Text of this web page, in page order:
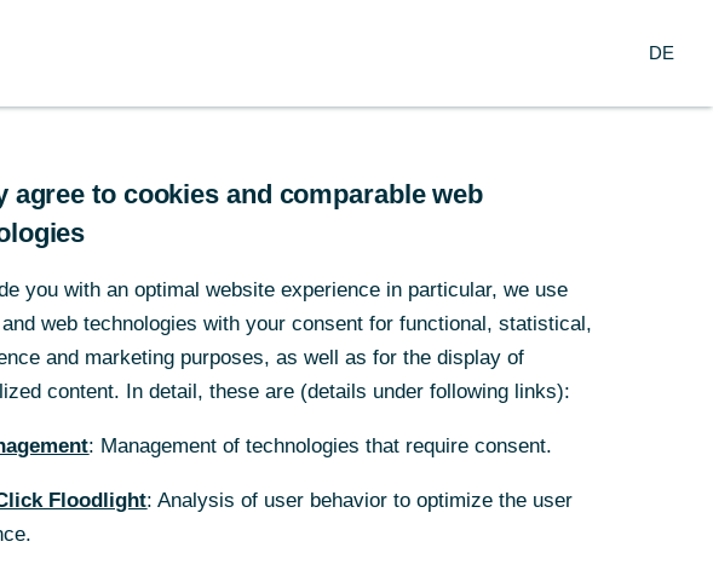
Research Service
zur neuen
DE
agree to cookies and comparable web
you with an optimal website experience in particular, we use
web technologies with your consent for functional, statistical,
and marketing purposes, as well as for the display of
content. In detail, these are (details under following links):
: Management of technologies that require consent.
Floodlight: Analysis of user behavior to optimize the user